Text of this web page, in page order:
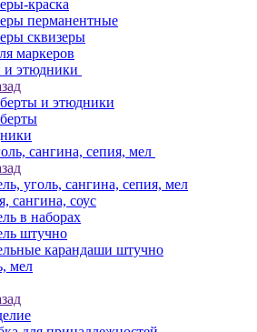
краска
перманентные
сквизеры
маркеров
этюдники
и этюдники
сангина, сепия, мел
уголь, сангина, сепия, мел
сангина, соус
в наборах
штучно
карандаши штучно
мел